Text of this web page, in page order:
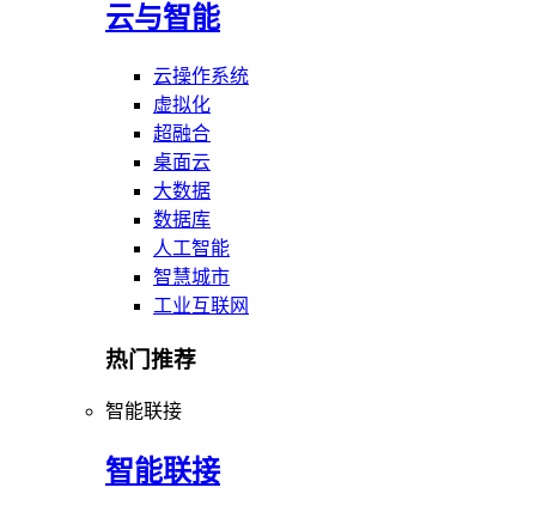
云与智能
云操作系统
虚拟化
超融合
桌面云
大数据
数据库
人工智能
智慧城市
工业互联网
热门推荐
智能联接
智能联接